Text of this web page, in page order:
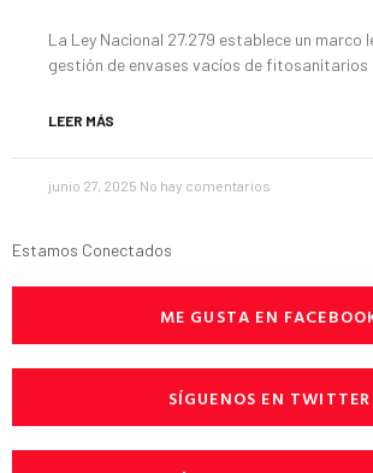
La Ley Nacional 27.279 establece un marco
gestión de envases vacíos de fitosanitarios
LEER MÁS
junio 27, 2025 No hay comentarios
Estamos Conectados
ME GUSTA EN
SÍGUENOS EN TWITTER